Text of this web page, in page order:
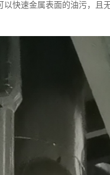
快速金属表面的油污，且